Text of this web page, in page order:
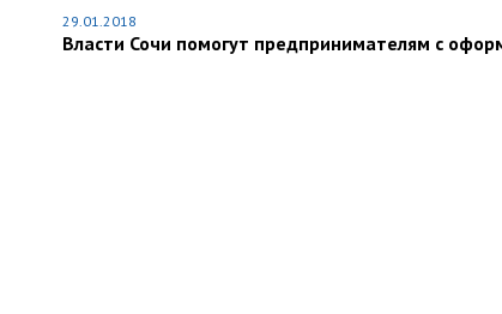
29.01.2018
Власти Сочи помогут предпринимателям с